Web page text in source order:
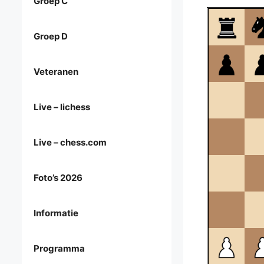
Groep D
Veteranen
Live – lichess
Live – chess.com
Foto’s 2026
Informatie
Programma